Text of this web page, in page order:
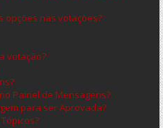
opções nas votações?
votação?
Painel de Mensagens?
para ser Aprovada?